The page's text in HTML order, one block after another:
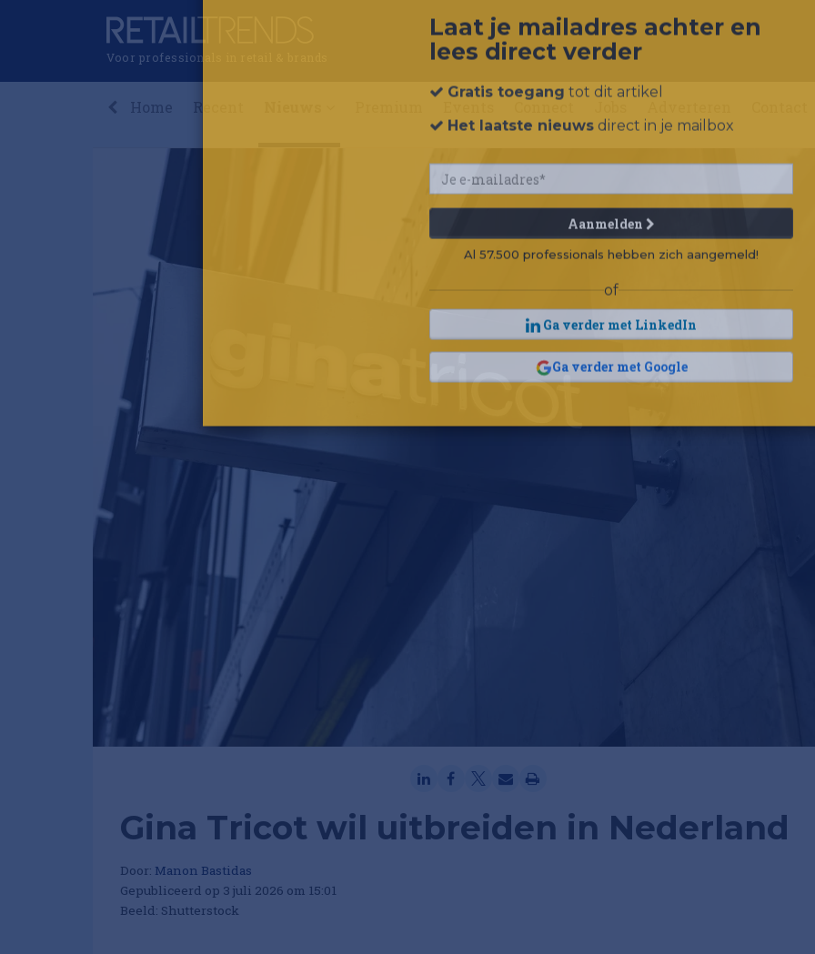
Voor professionals in retail & brands
Home Recent
Gina Tricot wil uitbreiden in Nederland
Door: Manon Bastidas
Gepubliceerd op 3 juli 2026 om 15:01
Beeld: Shutterstock
Laat je mailadres achter en
Het laatste nieuws
Aanmelden
Al 57.500 professionals hebben zich aangemeld!
of
Ga verder met LinkedIn
Ga verder met Google